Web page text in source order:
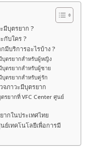
มีบุตรยาก ?
กับใคร ?
มีบริการอะไรบ้าง ?
บุตรยากสำหรับผู้หญิง
บุตรยากสำหรับผู้ชาย
บุตรยากสำหรับคู่รัก
จภาวะมีบุตรยาก
รยากที่ VFC Center ศูนย์
กในประเทศไทย
ย์เทคโนโลยีเพื่อการมี